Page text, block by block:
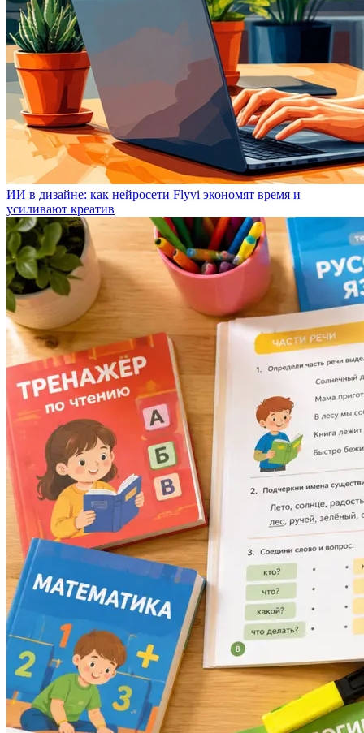
ИИ в дизайне: как нейросети Flyvi экономят время и
усиливают креатив